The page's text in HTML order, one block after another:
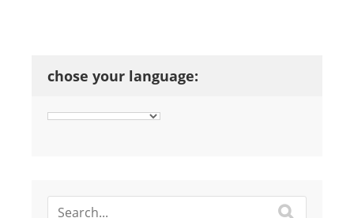
chose your language: